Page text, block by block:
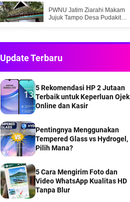
PWNU Jatim Ziarahi Makam
Jujuk Tampo Desa Pudakit
Prof. DR. H. Masykuri Bakri
PCNU Bawean
di Pantai Sumur-Sumur Desa
Kumalasa Pulau Bawean
Selatan Bawean, Lima ABK
Selamat
Dua kapal express bahari
Gotong royong menjadi solusi
di tengah keterbatasan Warga
Mangguleban desa balikterus
Update Terbaru
5 Rekomendasi HP 2 Jutaan
Terbaik untuk Keperluan Ojek
Online dan Kasir
Pentingnya Menggunakan
Tempered Glass vs Hydrogel,
Pilih Mana?
5 Cara Mengirim Foto dan
Video WhatsApp Kualitas HD
Tanpa Blur